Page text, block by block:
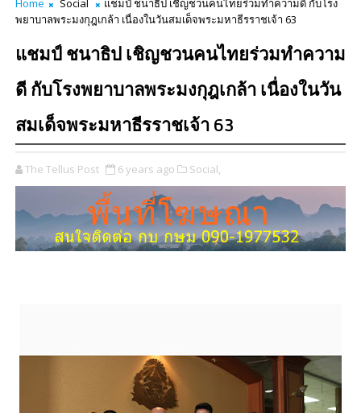
Home Social
แชมป์ ชนาธิป เชิญชวนคนไทยร่วมทำความดี กับโรง
พยาบาลพระมงกุฎเกล้า เนื่องในวันสมเด็จพระมหาธีรราชเจ้า 63
แชมป์ ชนาธิป เชิญชวนคนไทยร่วมทำความ
ดี กับโรงพยาบาลพระมงกุฎเกล้า เนื่องในวัน
สมเด็จพระมหาธีรราชเจ้า 63
The Tellus Post 6 years ago Social,